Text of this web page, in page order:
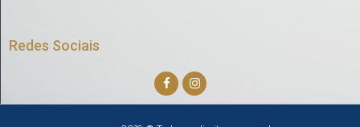
Redes Sociais